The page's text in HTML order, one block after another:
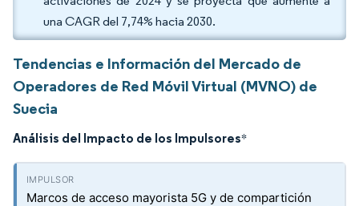
una CAGR del 7,74% hacia 2030.
Tendencias e Información del Mercado de
Operadores de Red Móvil Virtual (MVNO) de
Suecia
Análisis del Impacto de los Impulsores*
Marcos de acceso mayorista 5G y de compartición